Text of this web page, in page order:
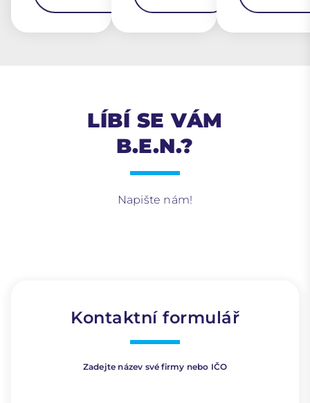
LÍBÍ SE VÁM
B.E.N.?
Napište nám!
Kontaktní formulář
Zadejte název své firmy nebo IČO